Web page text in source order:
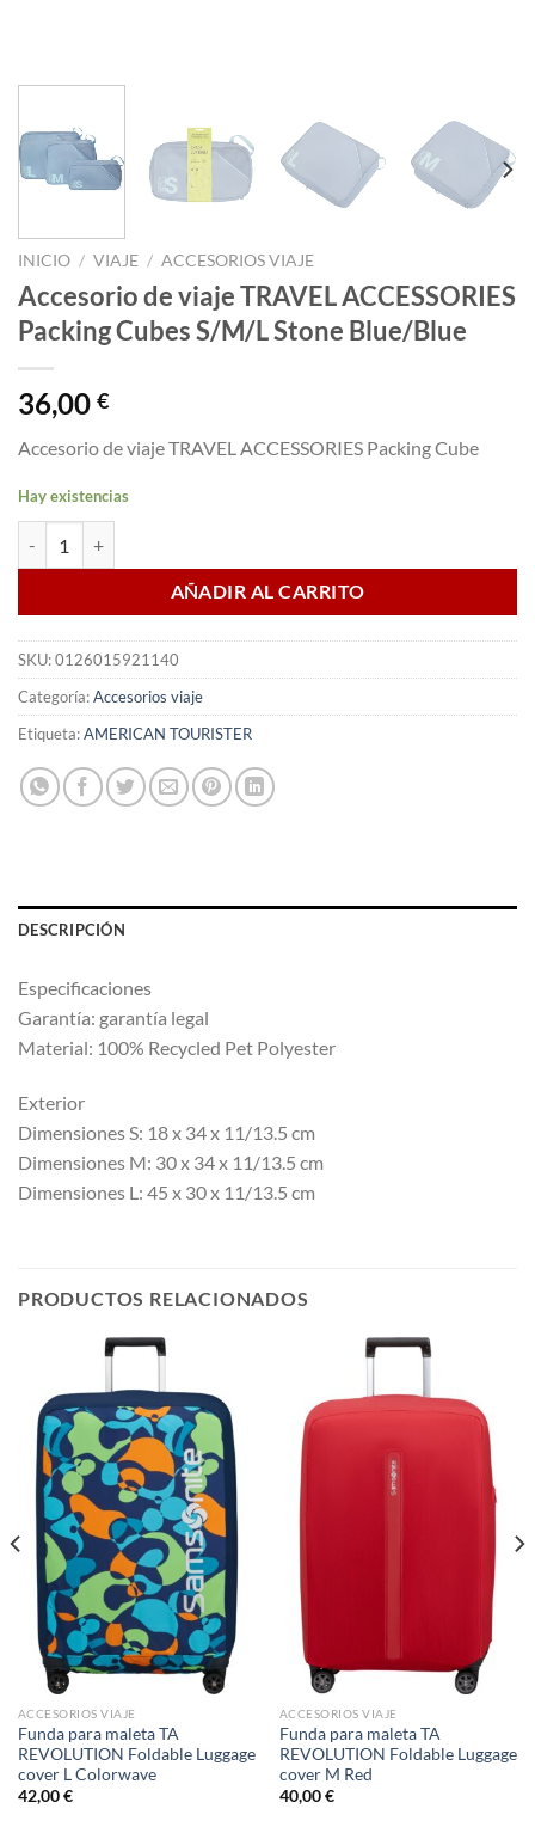
INICIO / VIAJE / ACCESORIOS VIAJE
Accesorio de viaje TRAVEL ACCESSORIES
Packing Cubes S/M/L Stone Blue/Blue
36,00 €
Accesorio de viaje TRAVEL ACCESSORIES Packing Cube
Hay existencias
AÑADIR AL CARRITO
SKU:0126015921140
Categoría:Accesorios viaje
Etiqueta:AMERICAN TOURISTER
DESCRIPCIÓN
Especificaciones
Garantía: garantía legal
Material: 100% Recycled Pet Polyester
Exterior
Dimensiones S: 18 x 34 x 11/13.5 cm
Dimensiones M: 30 x 34 x 11/13.5 cm
Dimensiones L: 45 x 30 x 11/13.5 cm
PRODUCTOS RELACIONADOS
ACCESORIOS VIAJE
Funda para maleta TA
REVOLUTION Foldable Luggage
cover L Colorwave
42,00€
ACCESORIOS VIAJE
Funda para maleta TA
REVOLUTION Foldable Luggage
cover M Red
40,00€